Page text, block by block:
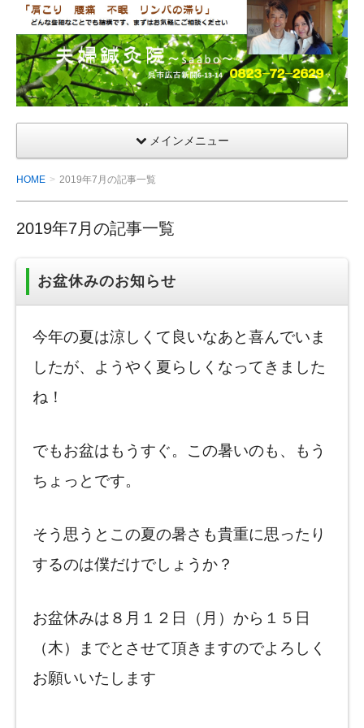
夫
婦
鍼
灸
院
メインメニュー
HOME 2019年7月の記事一覧
2019年7月の記事一覧
お盆休みのお知らせ
今年の夏は涼しくて良いなあと喜んでいま
したが、ようやく夏らしくなってきました
ね！
でもお盆はもうすぐ。この暑いのも、もう
ちょっとです。
そう思うとこの夏の暑さも貴重に思ったり
するのは僕だけでしょうか？
お盆休みは８月１２日（月）から１５日
（木）までとさせて頂きますのでよろしく
お願いいたします